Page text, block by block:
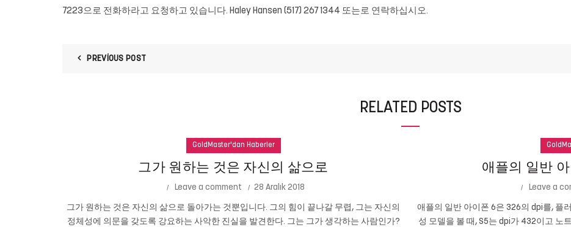
7223으로 전화하라고 요청하고 있습니다. Haley Hansen (517) 267 1344 또는로 연락하십시오.
PREVIOUS POST
RELATED POSTS
GoldMaster'dan Haberler
그가 원하는 것은 자신의 삶으로
Leave a comment 28 Aralık 2018
그가 원하는 것은 자신의 삶으로 돌아가는 것뿐입니다. 그의 힘이 끝나갈 무렵, 그는 자신의
정체성에 의문을 갖도록 강요하는 사악한 진실을 발견한다. 그는 그가 생각하는 사람인가?
애플의 일반
Leave a
애플의 일반 아이폰 6은 326의 dpi를, 플
성 모델을 볼 때, S5는 dpi가 432이고 노